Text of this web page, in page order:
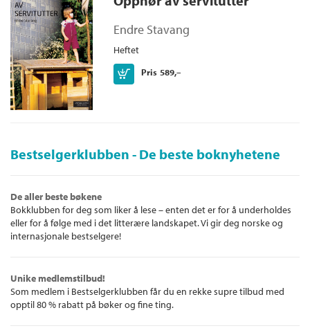
I rettsøkonomien trekker man inn samfunnsøkonomiske idéer,
begreper og teorier for å øke forståelsen for rettsreglene og for
å bedre kvaliteten på rettssystemets beslutninger og
begrunnelser. Denne rettsvitenskapelige tilnærmingsmåten
har tradisjoner i Norge tilbake til A. M. Schweigaard, men
denne boken avspeiler først og fremst den raske internasjonale
utviklingen innen rettsøkonomien de siste tiårene.
forskningsopphold ved Senter for grunnforskning og Yale Law
School og har dessuten vært advokat i Norsk Hydro og
dreier seg særlig om tingsrett, erstatningsrett og miljørett.
Erling Eide er dr. philos. og professor i sosialøkonomi ved Det
juridiske fakultet ved Universitetet i Oslo. Han har hatt
forskningsopphold i England, Frankrike og Italia og har skrevet
kriminaløkonomi og erstatningsrett.
Endre Stavang
Heftet
Pris 589,–
Kjøp
Bestselgerklubben - De beste boknyhetene
De aller beste bøkene
Bokklubben for deg som liker å lese – enten det er for å underholdes
eller for å følge med i det litterære landskapet. Vi gir deg norske og
internasjonale bestselgere!
Unike medlemstilbud!
Som medlem i Bestselgerklubben får du en rekke supre tilbud med
opptil 80 % rabatt på bøker og fine ting.